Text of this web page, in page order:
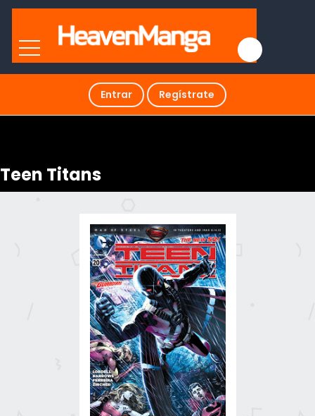
Entrar Regístrate
Teen Titans